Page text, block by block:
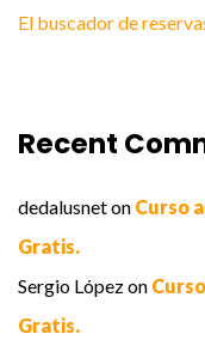
El buscador de
Recent
dedalusneton Curso
Gratis.
Sergio Lópezon
Gratis.